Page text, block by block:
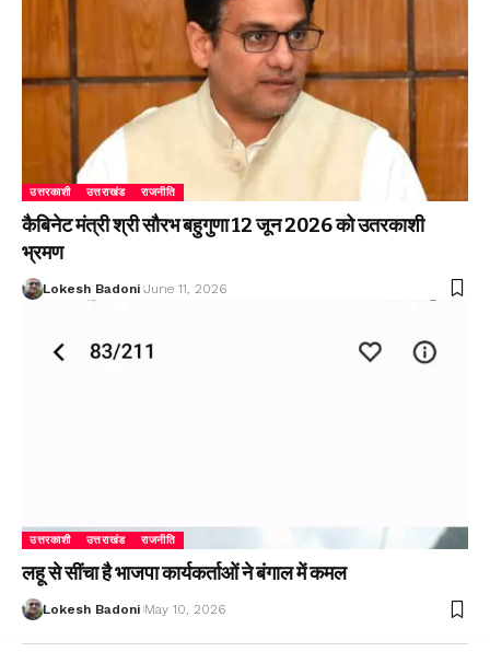
उत्तरकाशी उत्तराखंड राजनीति
कैबिनेट मंत्री श्री सौरभ बहुगुणा 12 जून 2026 को उतरकाशी
भ्रमण
Lokesh Badoni June 11, 2026
उत्तरकाशी उत्तराखंड राजनीति
लहू से सींचा है भाजपा कार्यकर्ताओं ने बंगाल में कमल
Lokesh Badoni May 10, 2026